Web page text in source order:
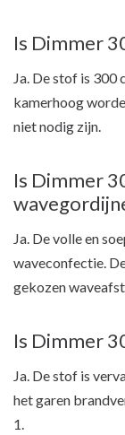
Is Dimmer
Ja. De stof is 300
kamerhoog
niet nodig zijn.
Is Dimmer
Ja. De volle en
waveconfectie.
gekozen
Is Dimmer
Ja. De stof is
het garen
1.